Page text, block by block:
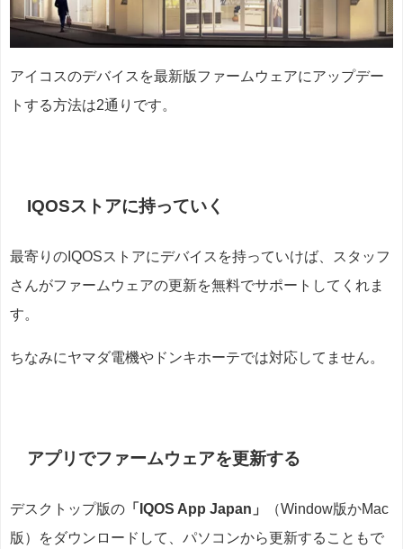
アイコスのデバイスを最新版ファームウェアにアップデー
トする方法は2通りです。
IQOSストアに持っていく
最寄りのIQOSストアにデバイスを持っていけば、スタッフ
さんがファームウェアの更新を無料でサポートしてくれま
す。
ちなみにヤマダ電機やドンキホーテでは対応してません。
アプリでファームウェアを更新する
デスクトップ版の 「IQOS App Japan」
（Window版かMac
版）をダウンロードして、パソコンから更新することもで